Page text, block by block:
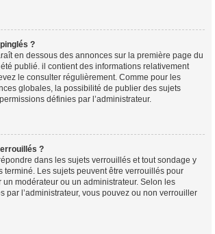
?
en dessous des annonces sur la première page du
publié. il contient des informations relativement
le consulter régulièrement. Comme pour les
globales, la possibilité de publier des sujets
définies par l’administrateur.
?
dans les sujets verrouillés et tout sondage y
terminé. Les sujets peuvent être verrouillés pour
un modérateur ou un administrateur. Selon les
par l’administrateur, vous pouvez ou non verrouiller